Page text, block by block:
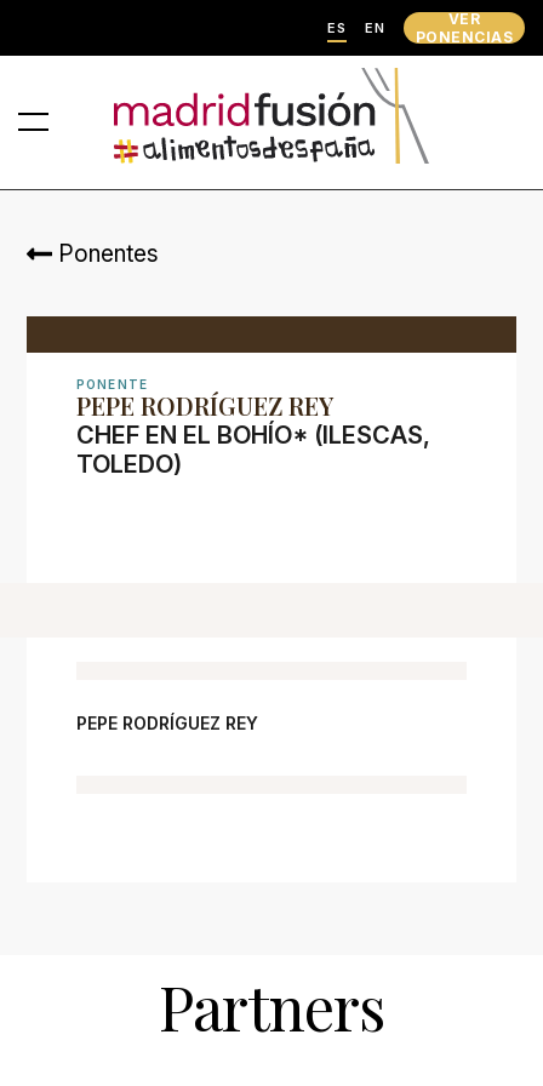
ES EN
VER
PONENCIAS
Ponentes
PONENTE
PEPE RODRÍGUEZ REY
CHEF EN EL BOHÍO* (ILESCAS,
TOLEDO)
PEPE RODRÍGUEZ REY
Partners